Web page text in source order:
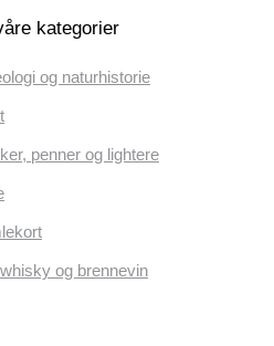
kategorier
og naturhistorie
penner og lightere
og brennevin